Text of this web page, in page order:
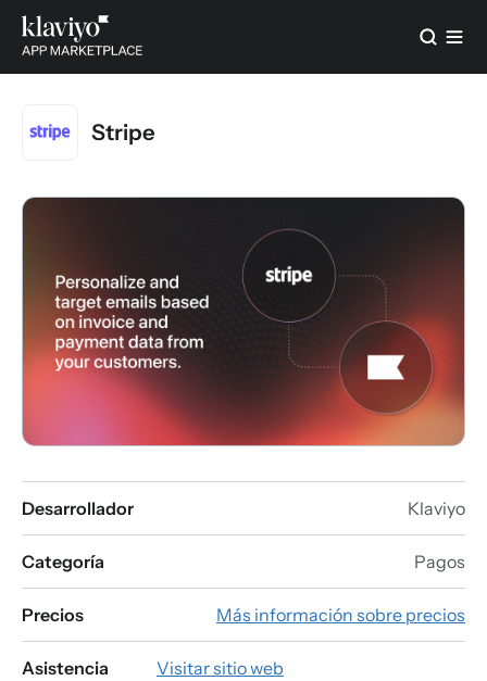
Stripe
Desarrollador Klaviyo
Categoría Pagos
Precios Más información sobre precios
Asistencia
Visitar sitio web